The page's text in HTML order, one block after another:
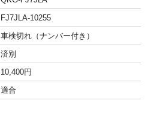
FJ7JLA-10255
車検切れ（ナンバー付き）
済別
10,400円
適合